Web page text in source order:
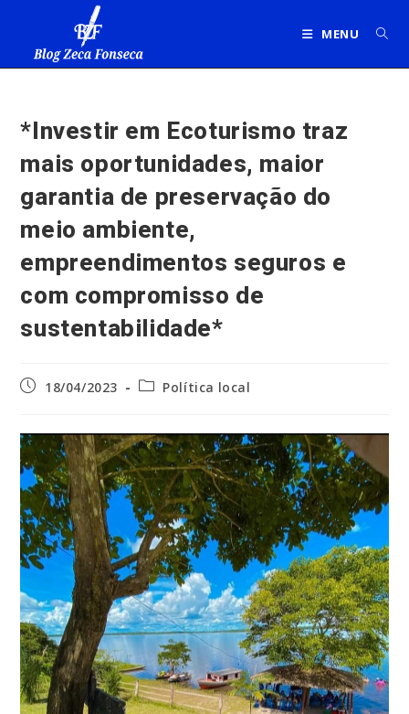
MENU
*Investir em Ecoturismo traz
mais oportunidades, maior
garantia de preservação do
meio ambiente,
empreendimentos seguros e
com compromisso de
sustentabilidade*
Post18/04/2023
Categoria
Política local